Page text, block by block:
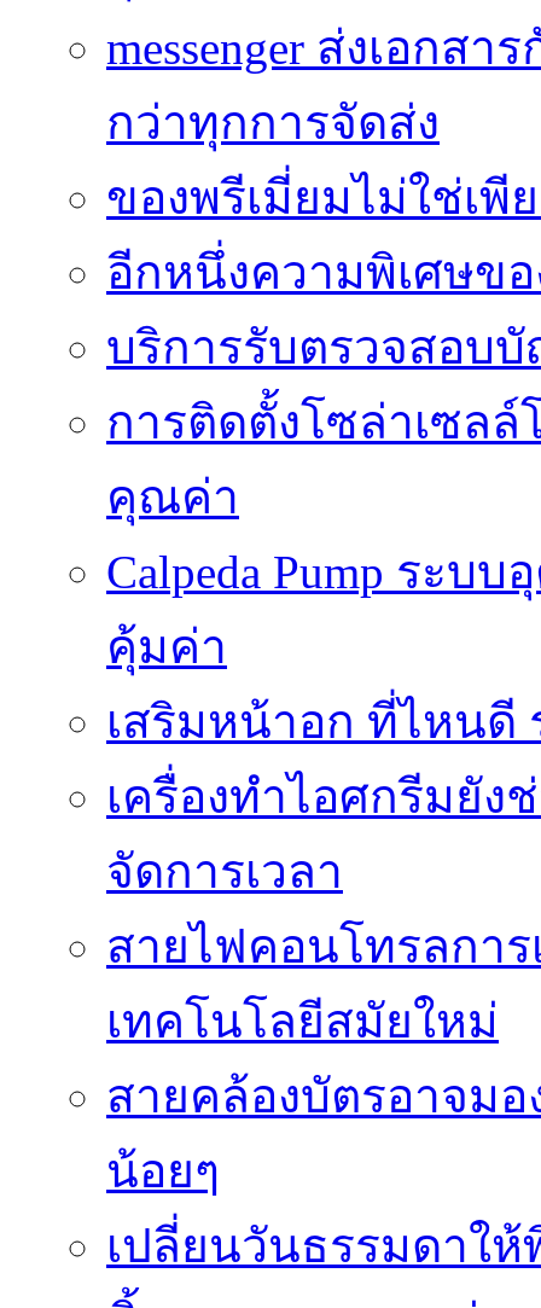
messenger ส่งเอกส
กว่าทุกการจัดส่ง
ของพรีเมี่ยมไม่ใช่เพี
อีกหนึ่งความพิเศษข
บริการรับตรวจสอบ
การติดตั้งโซล่าเซลล์
คุณค่า
Calpeda Pump ระบ
คุ้มค่า
เสริมหน้าอก ที่ไหนดี
เครื่องทำไอศกรีมยัง
จัดการเวลา
สายไฟคอนโทรลกา
เทคโนโลยีสมัยใหม่
สายคล้องบัตรอาจมอ
น้อยๆ
เปลี่ยนวันธรรมดาใ